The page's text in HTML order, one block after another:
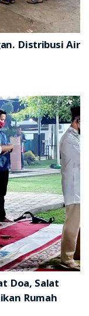
Distribusi Air
Doa, Salat
Rumah